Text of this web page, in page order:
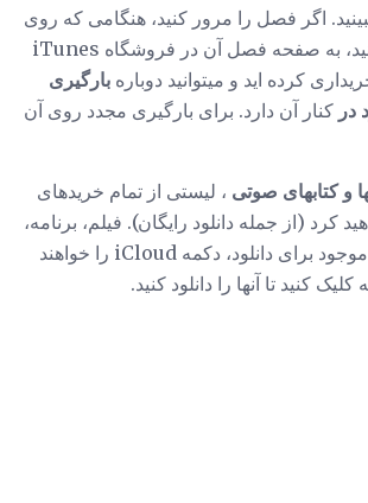
اگر فصل را مرور کنید، هنگامی که روی
یک فصل کلیک میکنید، به صفحه فصل آن در فروشگاه iTunes
کرده اید و میتوانید دوباره بارگیری
در کنار آن دارد. برای بارگیری مجدد روی آن
و کتابهای صوتی ، لیستی از تمام خریدهای
کرد (از جمله دانلود رایگان). فیلم، برنامه،
یا کتاب های صوتی موجود برای دانلود، دکمه iCloud را خواهند
کنید تا آنها را دانلود کنید.